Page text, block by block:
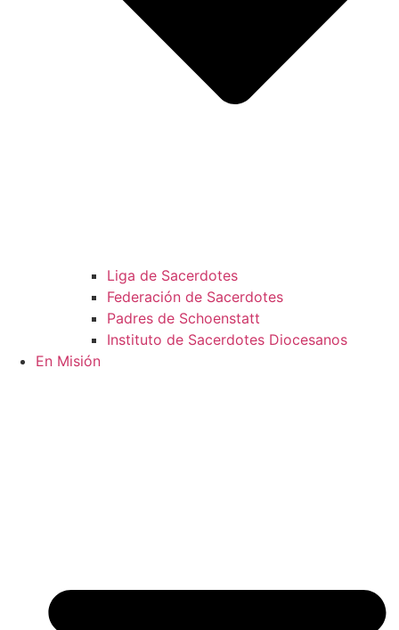
Liga de Sacerdotes
Federación de Sacerdotes
Padres de Schoenstatt
Instituto de Sacerdotes Diocesanos
En Misión